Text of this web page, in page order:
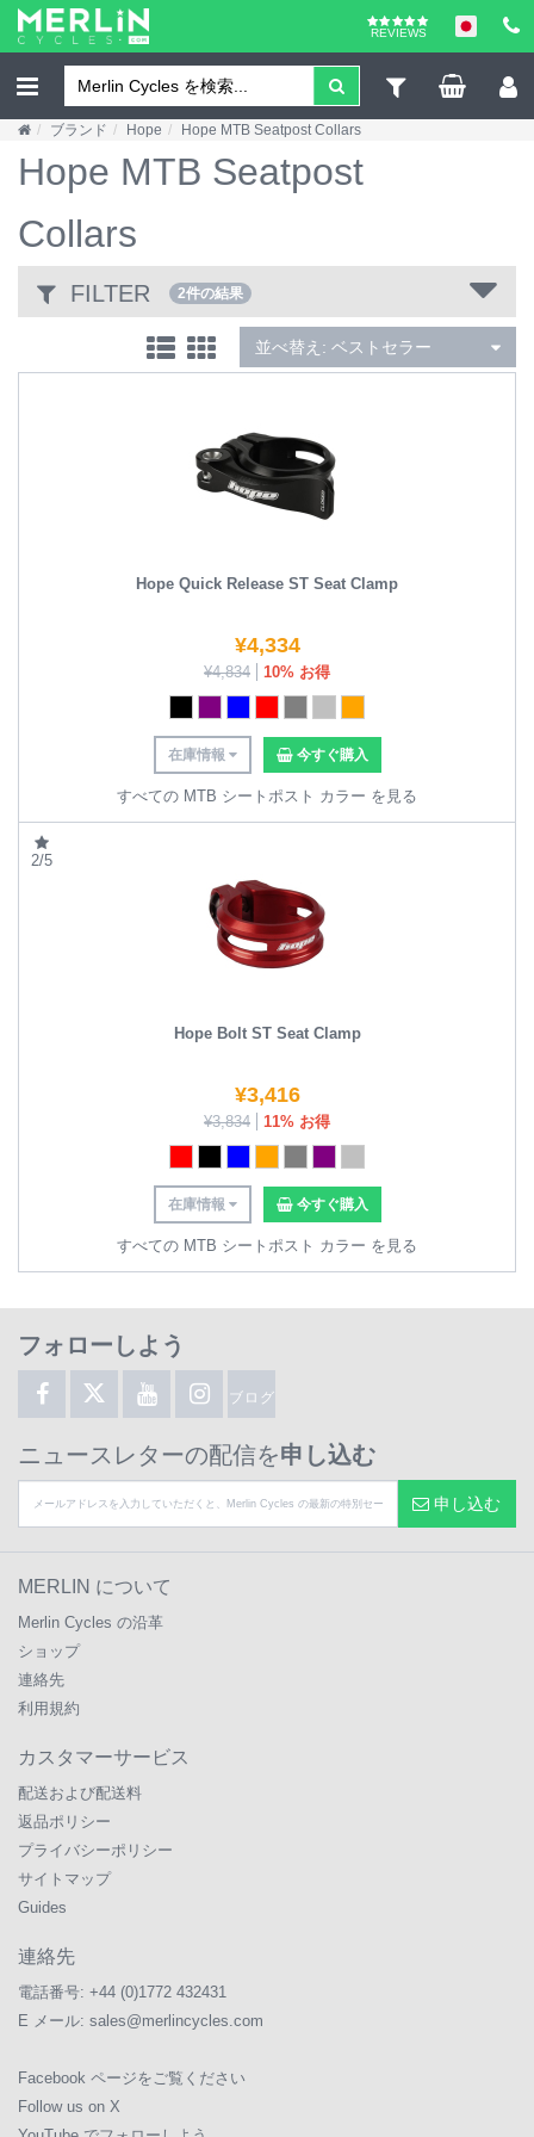
REVIEWS
ブランド Hope Hope MTB Seatpost Collars
Hope MTB Seatpost
Collars
FILTER 2件の結果
並べ替え: ベストセラー
Hope Quick Release ST Seat Clamp
¥4,334
¥4,834 10% お得
在庫情報 今すぐ購入
すべての MTB シートポスト カラー を見る
2/5
Hope Bolt ST Seat Clamp
¥3,416
¥3,834 11% お得
在庫情報 今すぐ購入
すべての MTB シートポスト カラー を見る
フォローしよう
ブログ
ニュースレターの配信を申し込む
申し込む
MERLIN について
Merlin Cycles の沿革
ショップ
連絡先
利用規約
カスタマーサービス
配送および配送料
返品ポリシー
プライバシーポリシー
サイトマップ
Guides
連絡先
電話番号: +44 (0)1772 432431
E メール: sales@merlincycles.com
Facebook ページをご覧ください
Follow us on X